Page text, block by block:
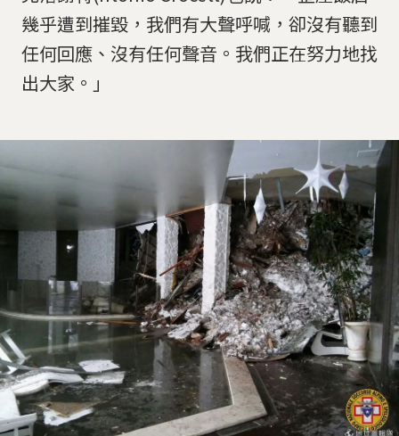
幾乎遭到摧毀，我們有大聲呼喊，卻沒有聽到
任何回應、沒有任何聲音。我們正在努力地找
出大家。」